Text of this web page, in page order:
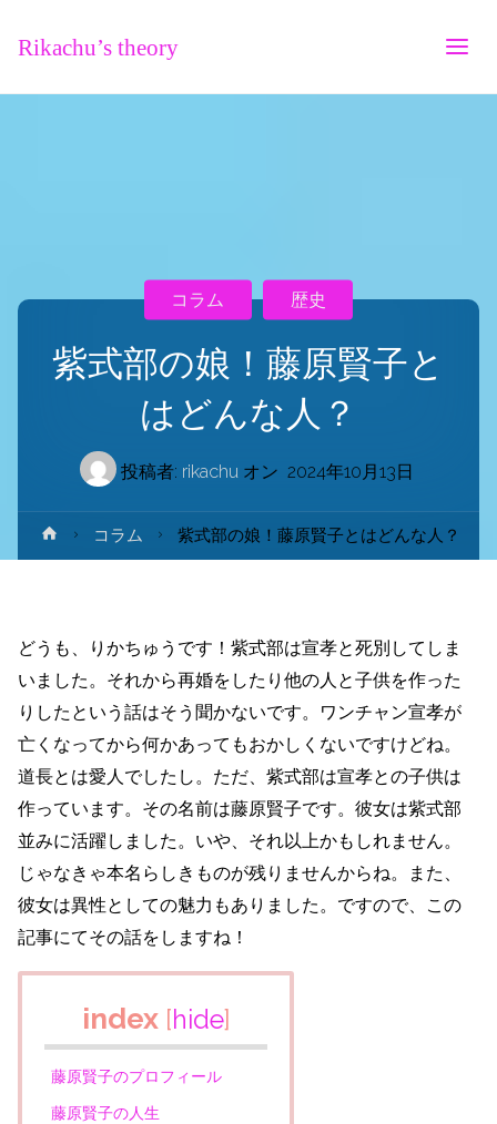
Rikachu’s theory
紫式部の娘！藤原賢子と
はどんな人？
投稿者: rikachu オン 2024年10月13日
コラム 歴史
ホ
ー
コラム 紫式部の娘！藤原賢子とはどんな人？
どうも、りかちゅうです！紫式部は宣孝と死別してしま
いました。それから再婚をしたり他の人と子供を作った
りしたという話はそう聞かないです。ワンチャン宣孝が
亡くなってから何かあってもおかしくないですけどね。
道長とは愛人でしたし。ただ、紫式部は宣孝との子供は
作っています。その名前は藤原賢子です。彼女は紫式部
並みに活躍しました。いや、それ以上かもしれません。
じゃなきゃ本名らしきものが残りませんからね。また、
彼女は異性としての魅力もありました。ですので、この
記事にてその話をしますね！
index [hide]
藤原賢子のプロフィール
藤原賢子の人生